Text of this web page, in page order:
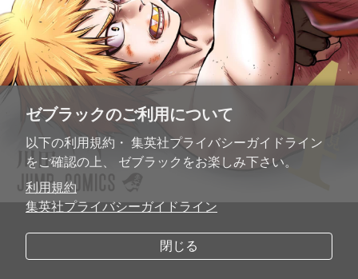
ゼブラックのご利用について
以下の利用規約・ 集英社プライバシーガイドライン
をご確認の上、 ゼブラックをお楽しみ下さい。
利用規約
集英社プライバシーガイドライン
閉じる